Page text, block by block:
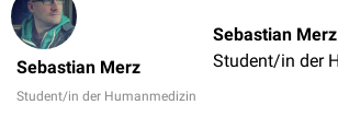
Sebastian Merz
Student/in der Humanmedizin
Sebastian Merz